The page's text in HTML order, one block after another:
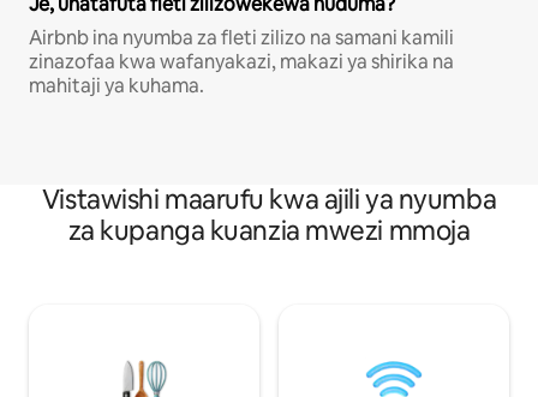
Airbnb ina nyumba za fleti zilizo na samani kamili
zinazofaa kwa wafanyakazi, makazi ya shirika na
mahitaji ya kuhama.
Vistawishi maarufu kwa ajili ya nyumba
za kupanga kuanzia mwezi mmoja